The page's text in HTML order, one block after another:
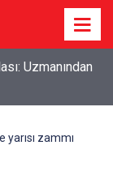
Uzmanından
yarısı zammı